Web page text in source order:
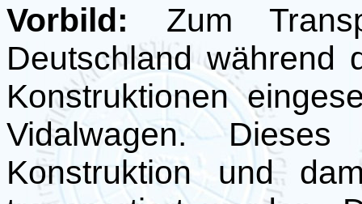
Vorbild: Zum
Deutschland während
Konstruktionen
Vidalwagen.
Konstruktion und